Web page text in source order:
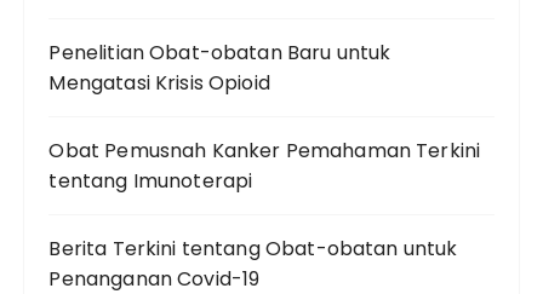
Penelitian Obat-obatan Baru untuk
Mengatasi Krisis Opioid
Obat Pemusnah Kanker Pemahaman Terkini
tentang Imunoterapi
Berita Terkini tentang Obat-obatan untuk
Penanganan Covid-19